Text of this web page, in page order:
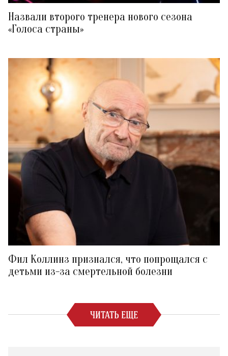
Назвали второго тренера нового сезона
«Голоса страны»
Фил Коллинз признался, что попрощался с
детьми из-за смертельной болезни
ЧИТАТЬ ЕЩЕ